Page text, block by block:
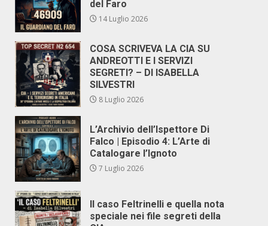
del Faro
14 Luglio 2026
COSA SCRIVEVA LA CIA SU
ANDREOTTI E I SERVIZI
SEGRETI? – DI ISABELLA
SILVESTRI
8 Luglio 2026
L’Archivio dell’Ispettore Di
Falco | Episodio 4: L’Arte di
Catalogare l’Ignoto
7 Luglio 2026
Il caso Feltrinelli e quella nota
speciale nei file segreti della